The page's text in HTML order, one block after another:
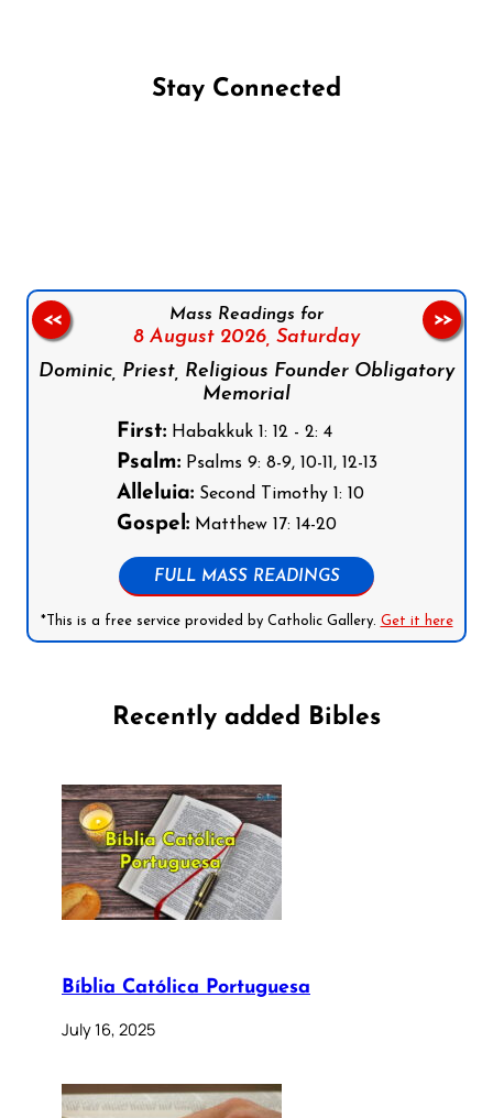
Stay Connected
Mass Readings for
8 August 2026, Saturday
Dominic, Priest, Religious Founder Obligatory
Memorial
First:Habakkuk 1: 12 - 2: 4
Psalm:Psalms 9: 8-9, 10-11, 12-13
Alleluia:Second Timothy 1: 10
Gospel:Matthew 17: 14-20
FULL MASS READINGS
*This is a free service provided by Catholic Gallery. Get it here
<< >>
Recently added Bibles
Bíblia Católica Portuguesa
July 16, 2025